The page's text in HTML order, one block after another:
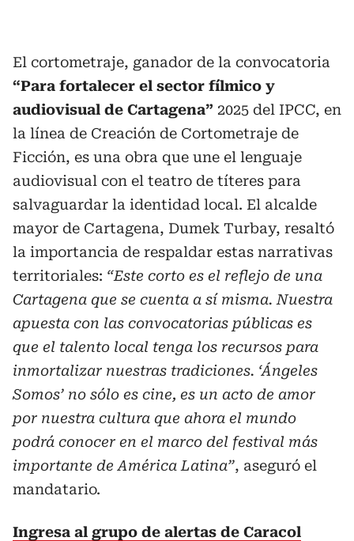
El cortometraje, ganador de la convocatoria
“Para fortalecer el sector fílmico y
audiovisual de Cartagena” 2025 del IPCC, en
la línea de Creación de Cortometraje de
Ficción, es una obra que une el lenguaje
audiovisual con el teatro de títeres para
salvaguardar la identidad local. El alcalde
mayor de Cartagena, Dumek Turbay, resaltó
la importancia de respaldar estas narrativas
territoriales: “Este corto es el reflejo de una
Cartagena que se cuenta a sí misma. Nuestra
apuesta con las convocatorias públicas es
que el talento local tenga los recursos para
inmortalizar nuestras tradiciones. ‘Ángeles
Somos’ no sólo es cine, es un acto de amor
por nuestra cultura que ahora el mundo
podrá conocer en el marco del festival más
importante de América Latina”, aseguró el
mandatario.
Ingresa al grupo de alertas de Caracol